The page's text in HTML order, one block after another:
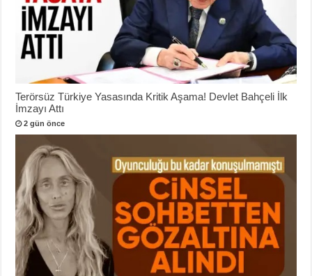
Terörsüz Türkiye Yasasında Kritik Aşama! Devlet Bahçeli İlk
İmzayı Attı
2 gün önce